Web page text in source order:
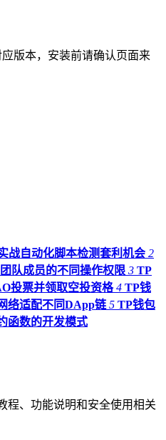
版本，安装前请确认页面来
战自动化脚本检测套利机会 2
队成员的不同操作权限 3 TP
投票并领取空投资格 4 TP钱
络适配不同DApp链 5 TP钱包
函数的开发模式
程、功能说明和安全使用相关